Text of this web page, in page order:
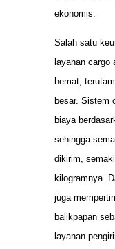
ekonomis.
Salah satu
layanan cargo
hemat,
besar. Sistem
biaya
sehingga
dikirim,
kilogramnya.
juga
balikpapan
layanan